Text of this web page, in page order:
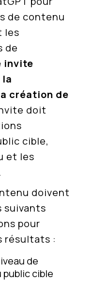
de contenu
les
de
invite
création de
doit
cible,
et les
doivent
suivants
pour
résultats :
de
public cible